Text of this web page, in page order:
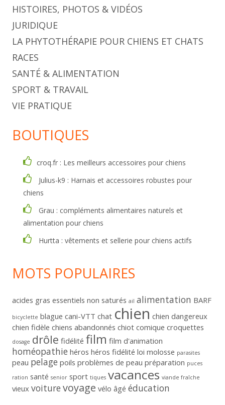
HISTOIRES, PHOTOS & VIDÉOS
JURIDIQUE
LA PHYTOTHÉRAPIE POUR CHIENS ET CHATS
RACES
SANTÉ & ALIMENTATION
SPORT & TRAVAIL
VIE PRATIQUE
BOUTIQUES
croq.fr : Les meilleurs accessoires pour chiens
Julius-k9 : Harnais et accessoires robustes pour
chiens
Grau : compléments alimentaires naturels et
alimentation pour chiens
Hurtta : vêtements et sellerie pour chiens actifs
MOTS POPULAIRES
acides gras essentiels non saturés ail alimentation BARF
bicyclette blague cani-VTT chat chien chien dangereux
chien fidèle chiens abandonnés chiot comique croquettes
dosage drôle fidélité film film d'animation
homéopathie héros héros fidélité loi molosse parasites
peau pelage poils problèmes de peau préparation puces
ration santé senior sport tiques vacances viande fraîche
vieux voiture voyage vélo âgé éducation